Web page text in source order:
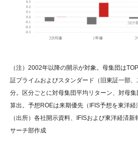
（注）2002年以降の開示が対象。母集団は
証プライムおよびスタンダード（旧東証一部
分。区分ごとに対母集団平均リターン、対母
算出。予想ROEは来期優先（IFIS予想を東洋経
（出所）各社開示資料、IFISおよび東洋経済
サーチ部作成